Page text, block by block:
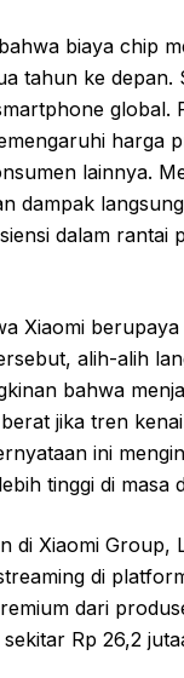
biaya chip
tahun ke
global.
harga
lainnya.
dampak
dalam rantai
Xiaomi
alih-alih
bahwa
jika tren
ini
tinggi di masa
di Xiaomi Group,
di
dari
Rp 26,2